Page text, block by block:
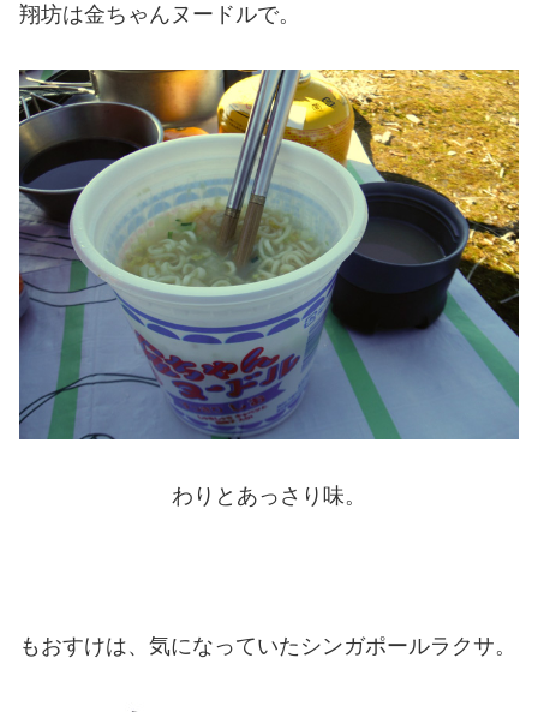
翔坊は金ちゃんヌードルで。
わりとあっさり味。
もおすけは、気になっていたシンガポールラクサ。